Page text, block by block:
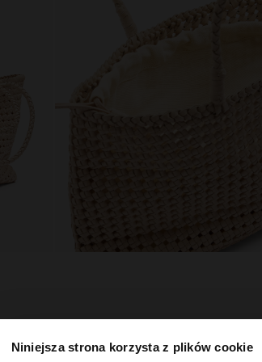
Niniejsza strona korzysta z plików cookie
ze skóry. Wykonana z starannie plecionych pasków.